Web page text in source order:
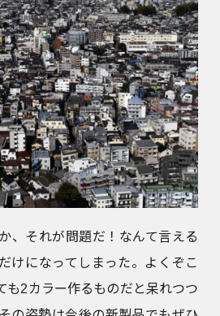
、それが問題だ！なんて言える
けになってしまった。よくぞこ
も2カラー作るものだと呆れつつ